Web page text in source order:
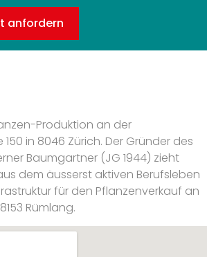
anfordern
Produktion an der
in 8046 Zürich. Der Gründer des
Baumgartner (JG 1944) zieht
dem äusserst aktiven Berufsleben
für den Pflanzenverkauf an
Rümlang.